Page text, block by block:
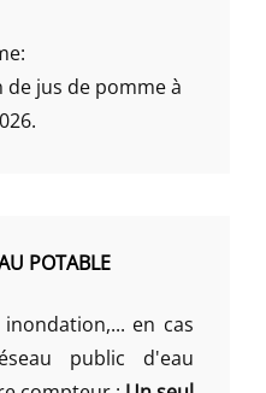
jus de pomme à
POTABLE
en cas
public d'eau